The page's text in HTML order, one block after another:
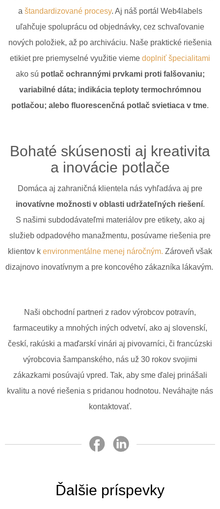
a štandardizované procesy. Aj náš portál Web4labels
uľahčuje spoluprácu od objednávky, cez schvaľovanie
nových položiek, až po archiváciu. Naše praktické riešenia
etikiet pre priemyselné využitie vieme doplniť špecialitami
ako sú potlač ochrannými prvkami proti falšovaniu;
variabilné dáta; indikácia teploty termochrómnou
potlačou; alebo fluorescenčná potlač svietiaca v tme.
Bohaté skúsenosti aj kreativita
a inovácie potlače
Domáca aj zahraničná klientela nás vyhľadáva aj pre
inovatívne možnosti v oblasti udržateľných riešení.
S našimi subdodávateľmi materiálov pre etikety, ako aj
služieb odpadového manažmentu, posúvame riešenia pre
klientov k environmentálne menej náročným. Zároveň však
dizajnovo inovatívnym a pre koncového zákazníka lákavým.
Naši obchodní partneri z radov výrobcov potravín,
farmaceutiky a mnohých iných odvetví, ako aj slovenskí,
českí, rakúski a maďarskí vinári aj pivovarníci, či francúzski
výrobcovia šampanského, nás už 30 rokov svojimi
zákazkami posúvajú vpred. Tak, aby sme ďalej prinášali
kvalitu a nové riešenia s pridanou hodnotou. Neváhajte nás
kontaktovať.
Ďalšie príspevky